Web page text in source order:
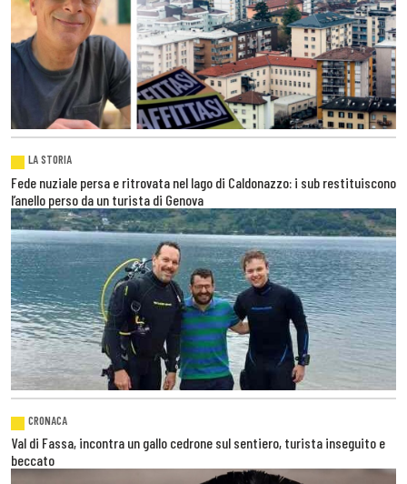
LA STORIA
Fede nuziale persa e ritrovata nel lago di Caldonazzo: i sub restituiscono
l’anello perso da un turista di Genova
CRONACA
Val di Fassa, incontra un gallo cedrone sul sentiero, turista inseguito e
beccato